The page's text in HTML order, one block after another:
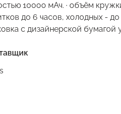
10000 мАч. · объём
до 6 часов, холодных - до
с дизайнерской